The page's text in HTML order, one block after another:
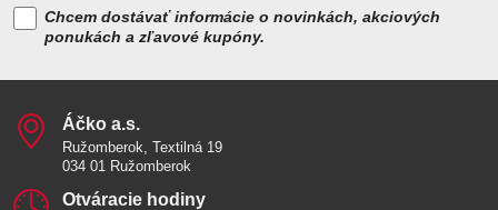
Chcem dostávať informácie o novinkách, akciových
ponukách a zľavové kupóny.
Áčko a​.s​.
Ružomberok, Textilná 19
034 01 Ružomberok
Otváracie hodiny